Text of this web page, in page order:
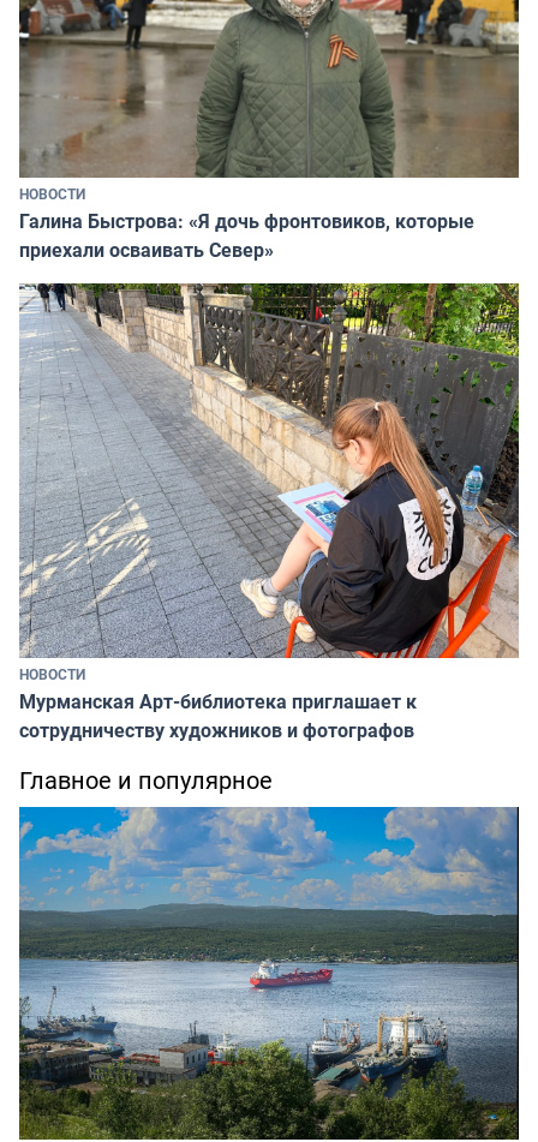
НОВОСТИ
Галина Быстрова: «Я дочь фронтовиков, которые
приехали осваивать Север»
НОВОСТИ
Мурманская Арт-библиотека приглашает к
сотрудничеству художников и фотографов
Главное и популярное